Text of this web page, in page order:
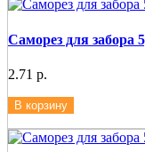
Саморез для
2.71 р.
В корзину